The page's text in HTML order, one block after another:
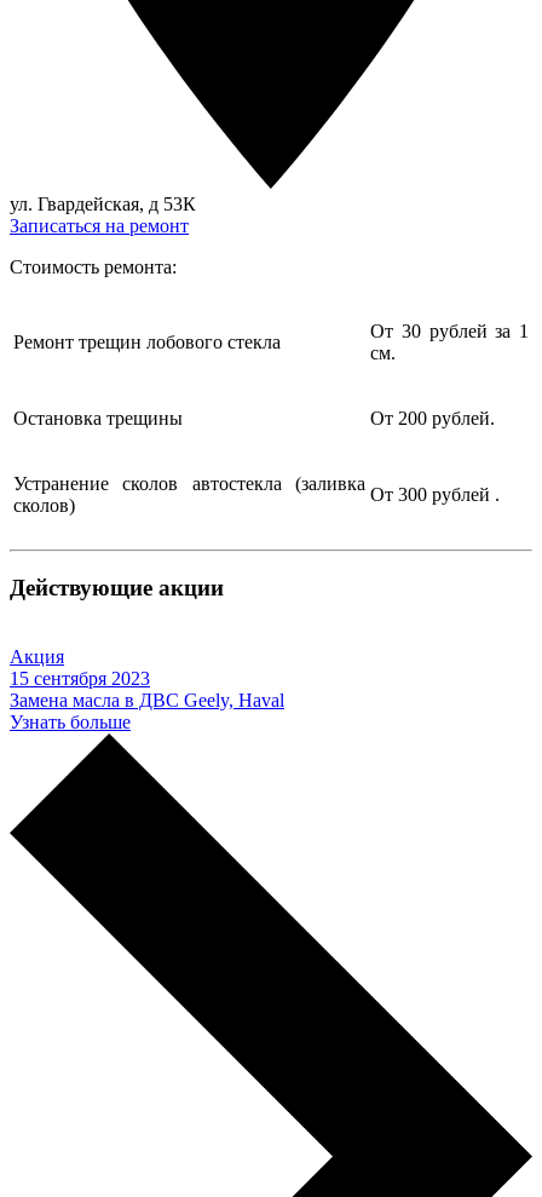
ул. Гвардейская, д 53К
Записаться на ремонт
Стоимость ремонта:
Ремонт трещин лобового стекла
От 30 рублей за 1
см.
Остановка трещины От 200 рублей.
Устранение сколов автостекла (заливка
сколов)
От 300 рублей .
Действующие акции
Акция
15 сентября 2023
Замена масла в ДВС Geely, Haval
Узнать больше